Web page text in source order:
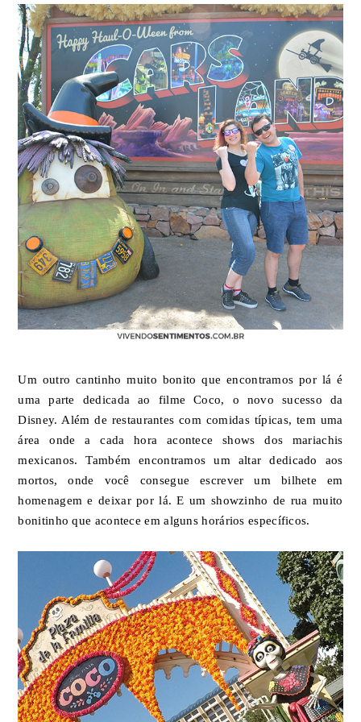
Um outro cantinho muito bonito que encontramos por lá é
uma parte dedicada ao filme Coco, o novo sucesso da
Disney. Além de restaurantes com comidas típicas, tem uma
área onde a cada hora acontece shows dos mariachis
mexicanos. Também encontramos um altar dedicado aos
mortos, onde você consegue escrever um bilhete em
homenagem e deixar por lá. E um showzinho de rua muito
bonitinho que acontece em alguns horários específicos.